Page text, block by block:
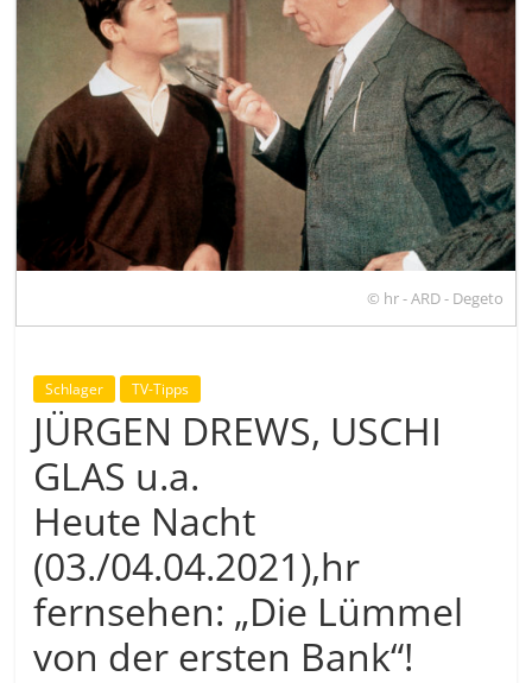
© hr - ARD - Degeto
Schlager TV-Tipps
JÜRGEN DREWS, USCHI
GLAS u.a.
Heute Nacht
(03./04.04.2021),hr
fernsehen: „Die Lümmel
von der ersten Bank“!